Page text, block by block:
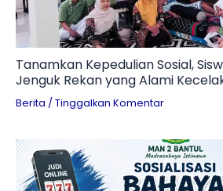
Tanamkan Kepedulian Sosial,
Jenguk Rekan yang Alami
Berita / Tinggalkan Komentar